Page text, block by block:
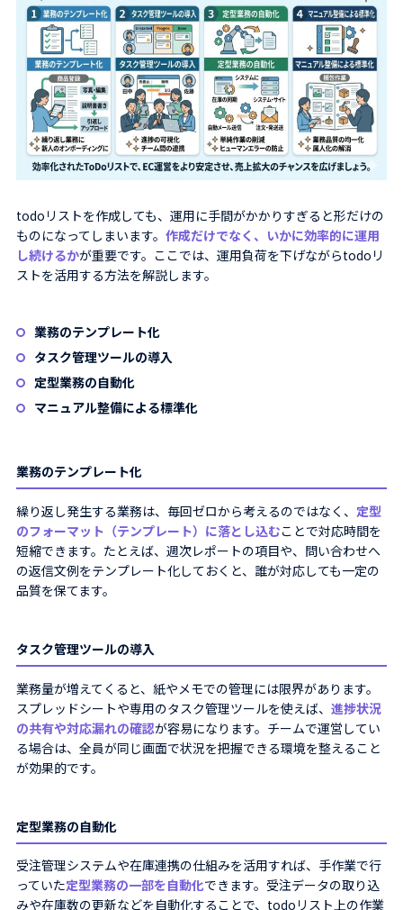
todoリストを作成しても、運用に手間がかかりすぎると形だけの
ものになってしまいます。 作成だけでなく、いかに効率的に運用
し続けるかが重要です。ここでは、運用負荷を下げながらtodoリ
ストを活用する方法を解説します。
業務のテンプレート化
タスク管理ツールの導入
定型業務の自動化
マニュアル整備による標準化
業務のテンプレート化
繰り返し発生する業務は、毎回ゼロから考えるのではなく、 定型
のフォーマット（テンプレート）に落とし込むことで対応時間を
短縮できます。たとえば、週次レポートの項目や、問い合わせへ
の返信文例をテンプレート化しておくと、誰が対応しても一定の
品質を保てます。
タスク管理ツールの導入
業務量が増えてくると、紙やメモでの管理には限界があります。
スプレッドシートや専用のタスク管理ツールを使えば、 進捗状況
の共有や対応漏れの確認が容易になります。チームで運営してい
る場合は、全員が同じ画面で状況を把握できる環境を整えること
が効果的です。
定型業務の自動化
受注管理システムや在庫連携の仕組みを活用すれば、手作業で行
っていた定型業務の一部を自動化できます。受注データの取り込
みや在庫数の更新などを自動化することで、todoリスト上の作業